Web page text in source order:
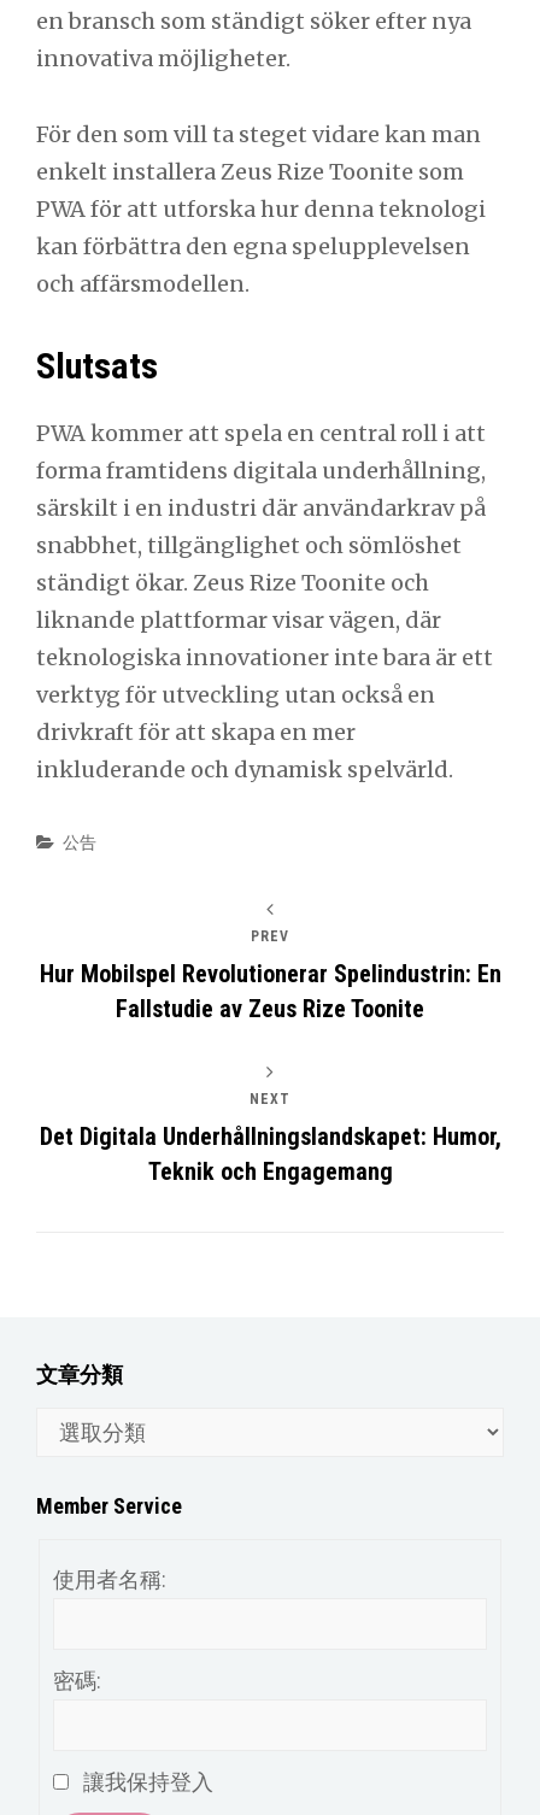
en bransch som ständigt söker efter nya
innovativa möjligheter.
För den som vill ta steget vidare kan man
enkelt installera Zeus Rize Toonite som
PWA för att utforska hur denna teknologi
kan förbättra den egna spelupplevelsen
och affärsmodellen.
Slutsats
PWA kommer att spela en central roll i att
forma framtidens digitala underhållning,
särskilt i en industri där användarkrav på
snabbhet, tillgänglighet och sömlöshet
ständigt ökar. Zeus Rize Toonite och
liknande plattformar visar vägen, där
teknologiska innovationer inte bara är ett
verktyg för utveckling utan också en
drivkraft för att skapa en mer
inkluderande och dynamisk spelvärld.
Categories
公告
PREV
Hur Mobilspel Revolutionerar Spelindustrin: En
Fallstudie av Zeus Rize Toonite
NEXT
Det Digitala Underhållningslandskapet: Humor,
Teknik och Engagemang
文章分類
分
Member Service
使用者名稱:
密碼:
讓我保持登入